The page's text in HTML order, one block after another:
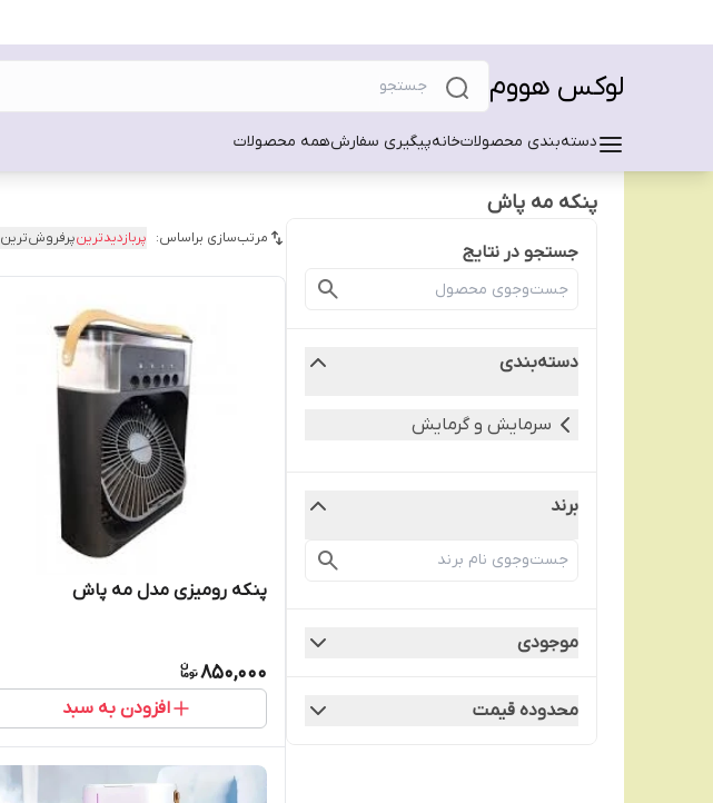
لوکس هووم
دسته‌بندی محصولاتخانهپیگیری سفارشهمه محصولات
پنکه مه پاش
جستجو در نتایج
دسته‌بندی
سرمایش و گرمایش
برند
موجودی
محدوده قیمت
مرتب‌سازی براساس: پربازدیدترینپرفروش‌ترین
پنکه رومیزی مدل مه پاش
850,000
افزودن به سبد